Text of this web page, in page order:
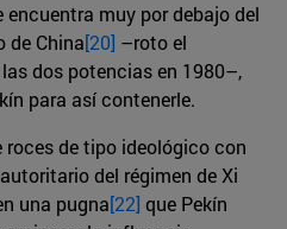
muy por debajo del
de China[20] –roto el
dos potencias en 1980–,
para así contenerle.
de tipo ideológico con
del régimen de Xi
una pugna[22] que Pekín